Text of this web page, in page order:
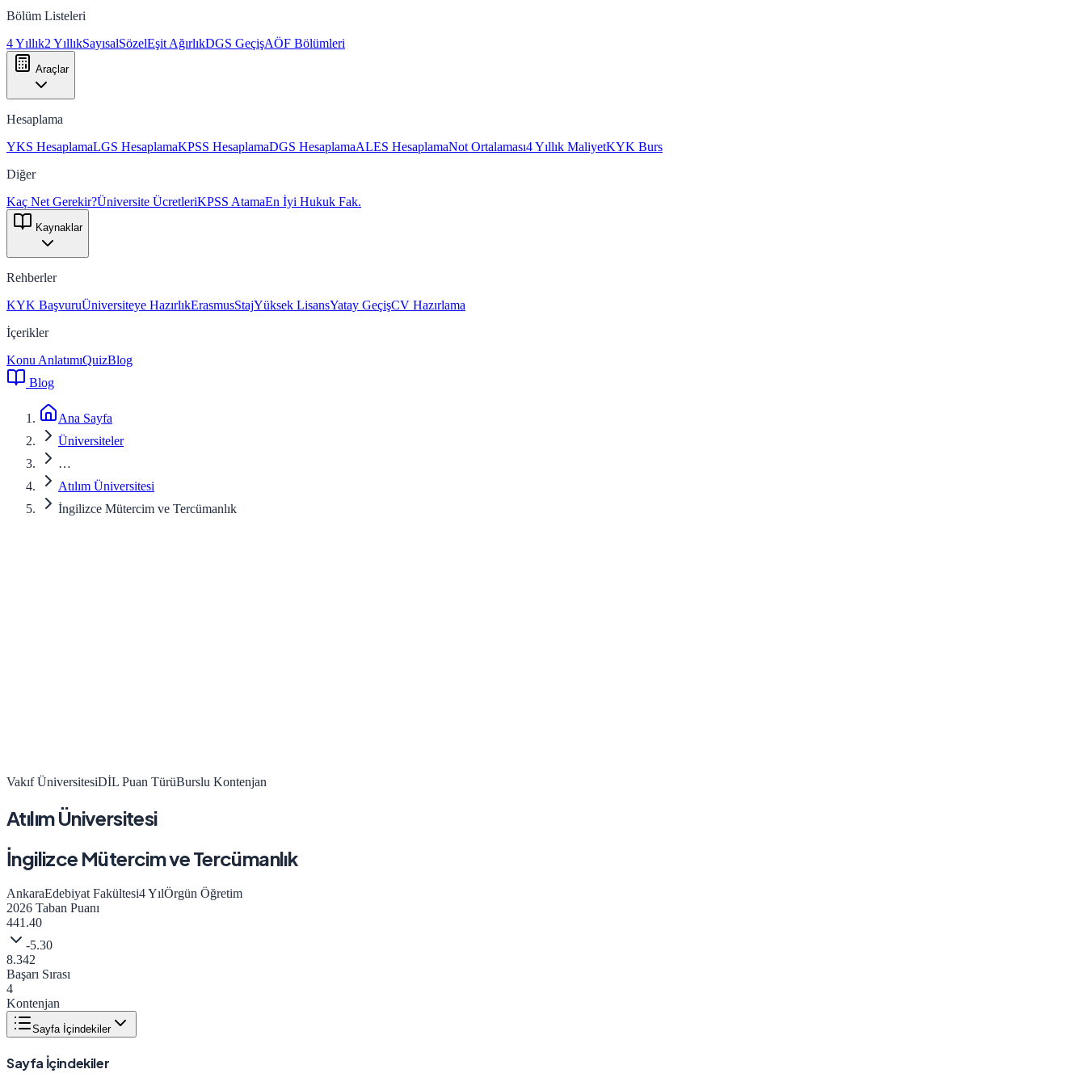
Bölüm Listeleri
4 Yıllık2 YıllıkSayısalSözelEşit AğırlıkDGS GeçişAÖF Bölümleri
Araçlar
Hesaplama
YKS HesaplamaLGS HesaplamaKPSS HesaplamaDGS HesaplamaALES HesaplamaNot Ortalaması4 Yıllık MaliyetKYK Burs
Diğer
Kaç Net Gerekir?Üniversite ÜcretleriKPSS AtamaEn İyi Hukuk Fak.
Kaynaklar
Rehberler
KYK BaşvuruÜniversiteye HazırlıkErasmusStajYüksek LisansYatay GeçişCV Hazırlama
İçerikler
Konu AnlatımıQuizBlog
Blog
Ana Sayfa
Üniversiteler
…
Atılım Üniversitesi
İngilizce Mütercim ve Tercümanlık
Vakıf ÜniversitesiDİL Puan TürüBurslu Kontenjan
Atılım Üniversitesi
İngilizce Mütercim ve Tercümanlık
AnkaraEdebiyat Fakültesi4YılÖrgün Öğretim
2026 Taban Puanı
441.40
-5.30
8.342
Başarı Sırası
4
Kontenjan
Sayfa İçindekiler
Sayfa İçindekiler